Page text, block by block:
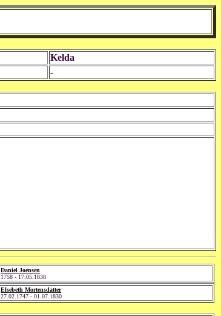
Kelda
-
Daniel Joensen
1758 - 17.05.1838
Elsebeth Mortensdatter
27.02.1747 - 01.07.1830